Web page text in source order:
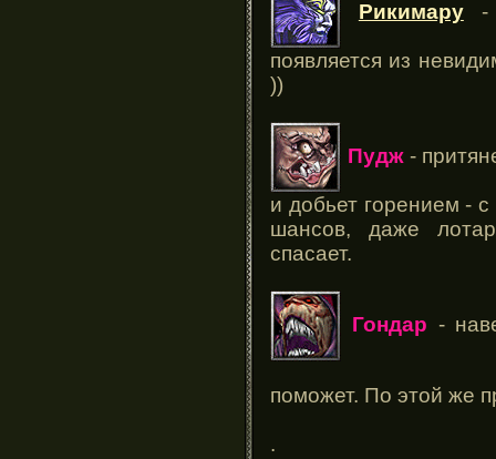
Рикимару-
появляется из
))
Пудж-
и добьет горением -
шансов, даже
спасает.
Гондар -
поможет. По этой же
.